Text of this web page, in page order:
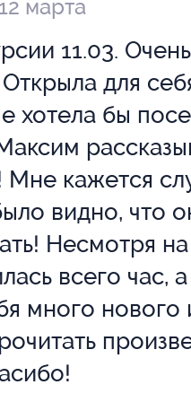
если и
трамвае —
трамвай —
прошли
и
марта
11.03. Очень
для
хотела бы
Мне кажется
видно, что
Несмотря
всего час,
много нового